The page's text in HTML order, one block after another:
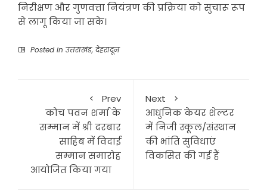
निरीक्षण और गुणवत्ता नियंत्रण की प्रक्रिया को सुचारू रूप
से लागू किया जा सके।
Posted in उत्तराखंड, देहरादून
Prev
कोच पवन शर्मा के
सम्मान में श्री दरबार
साहिब में विदाई
सम्मान समारोह
आयोजित किया गया
Next
आधुनिक केयर शेल्टर
में निजी स्कूल/संस्थान
की भांति सुविधाएं
विकसित की गई हैं